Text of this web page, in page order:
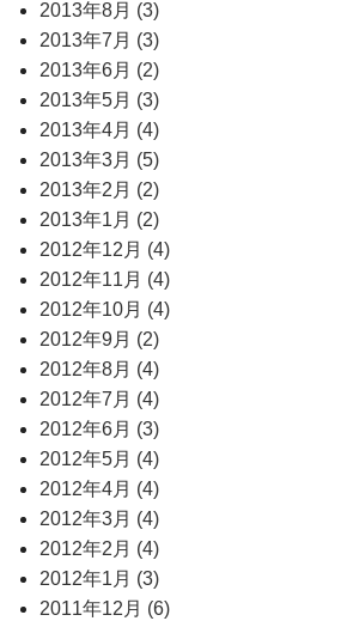
2013年8月 (3)
2013年7月 (3)
2013年6月 (2)
2013年5月 (3)
2013年4月 (4)
2013年3月 (5)
2013年2月 (2)
2013年1月 (2)
2012年12月 (4)
2012年11月 (4)
2012年10月 (4)
2012年9月 (2)
2012年8月 (4)
2012年7月 (4)
2012年6月 (3)
2012年5月 (4)
2012年4月 (4)
2012年3月 (4)
2012年2月 (4)
2012年1月 (3)
2011年12月 (6)